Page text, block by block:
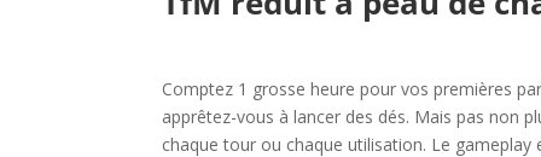
Comptez 1 grosse heure pour vos premières
apprêtez-vous à lancer des dés. Mais pas non
chaque tour ou chaque utilisation. Le gameplay